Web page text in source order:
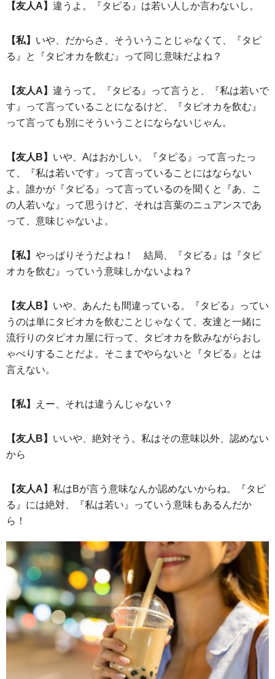
【友人A】 違うよ。『タピる』は若い人しか言わないし。
【私】 いや、だからさ、そういうことじゃなくて、『タピ
る』と『タピオカを飲む』って同じ意味だよね？
【友人A】 違うって。『タピる』って言うと、『私は若いで
す』って言っていることになるけど、『タピオカを飲む』
って言っても別にそういうことにならないじゃん。
【友人B】 いや、Aはおかしい。『タピる』って言ったっ
て、『私は若いです』って言っていることにはならない
よ。誰かが『タピる』って言っているのを聞くと『あ、こ
の人若いな』って思うけど、それは言葉のニュアンスであ
って、意味じゃないよ。
【私】 やっぱりそうだよね！ 結局、『タピる』は『タピ
オカを飲む』っていう意味しかないよね？
【友人B】 いや、あんたも間違っている。『タピる』ってい
うのは単にタピオカを飲むことじゃなくて、友達と一緒に
流行りのタピオカ屋に行って、タピオカを飲みながらおし
ゃべりすることだよ。そこまでやらないと『タピる』とは
言えない。
【私】 えー、それは違うんじゃない？
【友人B】 いいや、絶対そう。私はその意味以外、認めない
から
【友人A】 私はBが言う意味なんか認めないからね。『タピ
る』には絶対、『私は若い』っていう意味もあるんだか
ら！